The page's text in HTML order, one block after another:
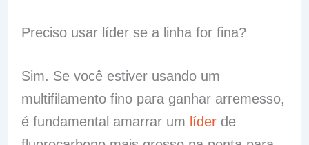
Preciso usar líder se a linha for fina?
Sim. Se você estiver usando um
multifilamento fino para ganhar arremesso,
é fundamental amarrar um líderde